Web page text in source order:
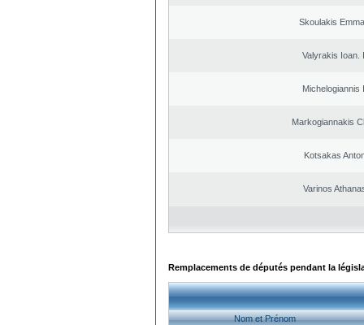
Skoulakis
Valyrakis Ioan.
Michelogiannis
Markogiannakis
Kotsakas
Varinos
Remplacements de députés pendant la
Nom et Prénom